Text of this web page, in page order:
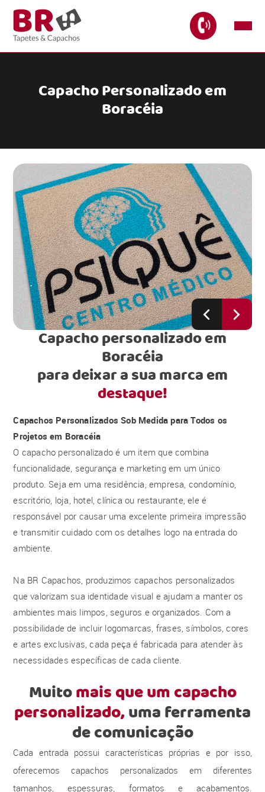
Capacho Personalizado em
Boracéia
Capacho personalizado em
Boracéia
para deixar a sua marca em
destaque!
Capachos Personalizados Sob Medida para Todos os
Projetos em Boracéia
O capacho personalizado é um item que combina
funcionalidade, segurança e marketing em um único
produto. Seja em uma residência, empresa, condomínio,
escritório, loja, hotel, clínica ou restaurante, ele é
responsável por causar uma excelente primeira impressão
e transmitir cuidado com os detalhes logo na entrada do
ambiente.
Na BR Capachos, produzimos capachos personalizados
que valorizam sua identidade visual e ajudam a manter os
ambientes mais limpos, seguros e organizados. Com a
possibilidade de incluir logomarcas, frases, símbolos, cores
e artes exclusivas, cada peça é fabricada para atender às
necessidades específicas de cada cliente.
Muitomais que um capacho
personalizado,uma ferramenta
de comunicação
Cada entrada possui características próprias e por isso,
oferecemos capachos personalizados em diferentes
tamanhos, espessuras, formatos e acabamentos.